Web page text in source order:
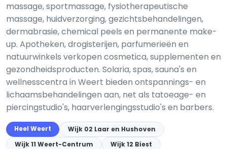
massage, sportmassage, fysiotherapeutische
massage, huidverzorging, gezichtsbehandelingen,
dermabrasie, chemical peels en permanente make-
up. Apotheken, drogisterijen, parfumerieën en
natuurwinkels verkopen cosmetica, supplementen en
gezondheidsproducten. Solaria, spas, sauna's en
wellness­centra in Weert bieden ontspannings- en
lichaamsbehandelingen aan, net als tatoeage- en
piercingstudio's, haarverlengingsstudio's en barbers.
Heel Weert
Wijk 02 Laar en Hushoven
Wijk 11 Weert-Centrum
Wijk 12 Biest